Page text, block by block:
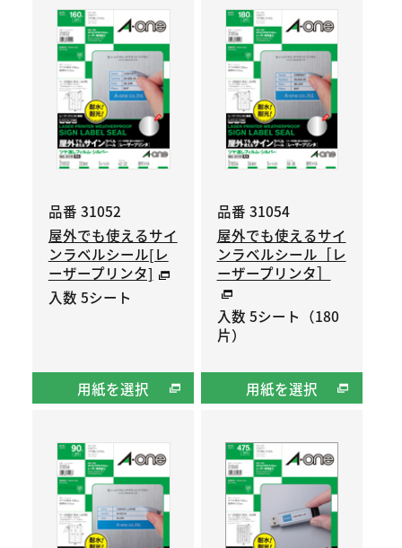
品番 31052
屋外でも使えるサイ
ンラベルシール[レ
ーザープリンタ]
入数 5シート
用紙を選択
品番 31054
屋外でも使えるサイ
ンラベルシール［レ
ーザープリンタ］
入数 5シート（180
片）
用紙を選択